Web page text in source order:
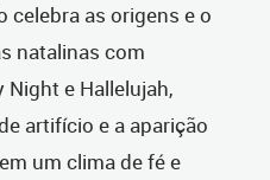
celebra as origens e o
natalinas com
e Hallelujah,
artifício e a aparição
um clima de fé e